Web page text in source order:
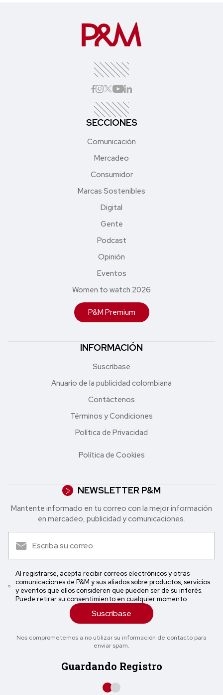
SECCIONES
Comunicación
Mercadeo
Consumidor
Marcas Sostenibles
Digital
Gente
Podcast
Opinión
Eventos
Women to watch 2026
P&M Premium
INFORMACIÓN
Suscríbase
Anuario de la publicidad colombiana
Contáctenos
Términos y Condiciones
Política de Privacidad
Política de Cookies
NEWSLETTER P&M
Mantente informado en tu correo con la mejor in formación
en mercadeo, publicidad y comunicaciones.
Al registrarse, acepta recibir correos electrónicos y otras
comunicaciones de P&M y sus aliados sobre productos, servicios
y eventos que ellos consideren que pueden ser de su interés.
Puede retirar su consentimiento en cualquier momento
Suscríbase
Nos comprometemos a no utilizar su información de contacto para
enviar spam.
Guardando Registro